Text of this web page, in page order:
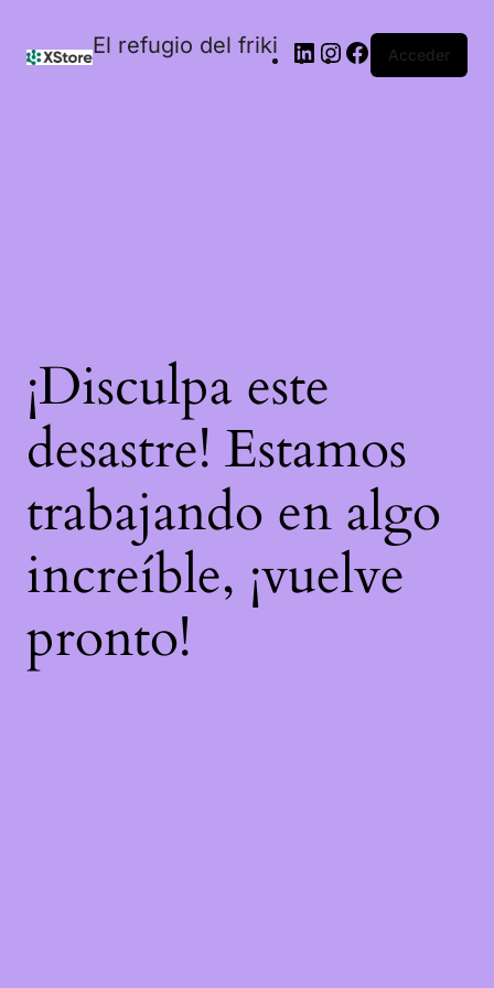
El refugio del friki Acceder
¡Disculpa este
desastre! Estamos
trabajando en algo
increíble, ¡vuelve
pronto!